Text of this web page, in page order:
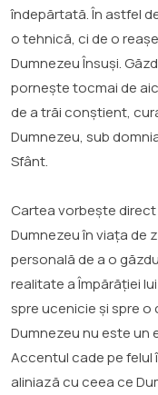
îndepărtată. În astfel
o tehnică, ci de o
Dumnezeu Însuși.
pornește tocmai de
de a trăi conștient,
Dumnezeu, sub
Sfânt.
Cartea vorbește
Dumnezeu în viața de
personală de a o
realitate a Împărăției
spre ucenicie și spre
Dumnezeu nu este un
Accentul cade pe felul
aliniază cu ceea ce